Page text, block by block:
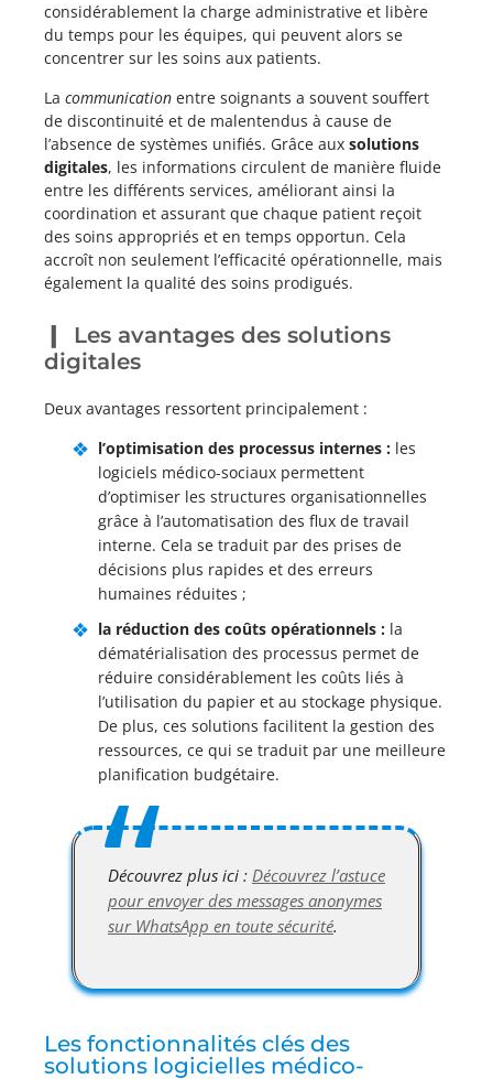
considérablement la charge administrative et libère
du temps pour les équipes, qui peuvent alors se
concentrer sur les soins aux patients.
La communication entre soignants a souvent souffert
de discontinuité et de malentendus à cause de
l’absence de systèmes unifiés. Grâce aux solutions
digitales, les informations circulent de manière fluide
entre les différents services, améliorant ainsi la
coordination et assurant que chaque patient reçoit
des soins appropriés et en temps opportun. Cela
accroît non seulement l’efficacité opérationnelle, mais
également la qualité des soins prodigués.
Les avantages des solutions
digitales
Deux avantages ressortent principalement :
l’optimisation des processus internes : les
logiciels médico-sociaux permettent
d’optimiser les structures organisationnelles
grâce à l’automatisation des flux de travail
interne. Cela se traduit par des prises de
décisions plus rapides et des erreurs
humaines réduites ;
la réduction des coûts opérationnels : la
dématérialisation des processus permet de
réduire considérablement les coûts liés à
l’utilisation du papier et au stockage physique.
De plus, ces solutions facilitent la gestion des
ressources, ce qui se traduit par une meilleure
planification budgétaire.
Découvrez plus ici :Découvrez l’astuce
pour envoyer des messages anonymes
sur WhatsApp en toute sécurité.
Les fonctionnalités clés des
solutions logicielles médico-